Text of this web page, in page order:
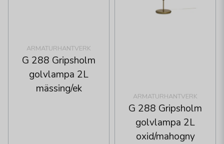
ARMATURHANTVERK
G 288 Gripsholm
golvlampa 2L
mässing/ek
ARMATURHANTVERK
G 288 Gripsholm
golvlampa 2L
oxid/mahogny